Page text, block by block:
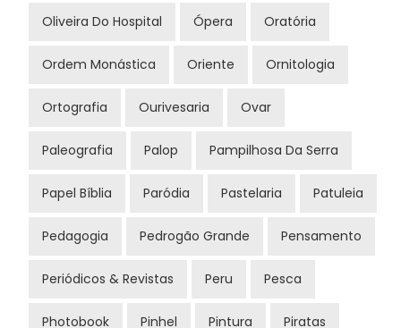
Oliveira Do Hospital Ópera Oratória
Ordem Monástica Oriente Ornitologia
Ortografia Ourivesaria Ovar
Paleografia Palop Pampilhosa Da Serra
Papel Bíblia Paródia Pastelaria Patuleia
Pedagogia Pedrogão Grande Pensamento
Periódicos & Revistas Peru Pesca
Photobook Pinhel Pintura Piratas